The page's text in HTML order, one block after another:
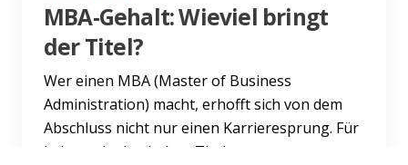
MBA-Gehalt: Wieviel bringt
der Titel?
Wer einen MBA (Master of Business
Administration) macht, erhofft sich von dem
Abschluss nicht nur einen Karrieresprung. Für
keinen akademischen Titel...